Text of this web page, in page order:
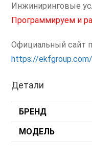
Инжиниринговые
Программируем и
Официальный сайт
https://ekfgroup.com/
Детали
БРЕНД
МОДЕЛЬ